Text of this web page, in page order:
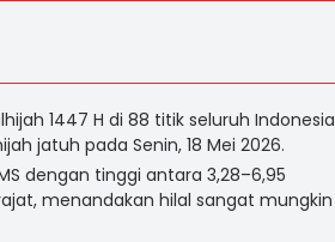
1447 H di 88 titik seluruh Indonesia
jatuh pada Senin, 18 Mei 2026.
dengan tinggi antara 3,28–6,95
menandakan hilal sangat mungkin